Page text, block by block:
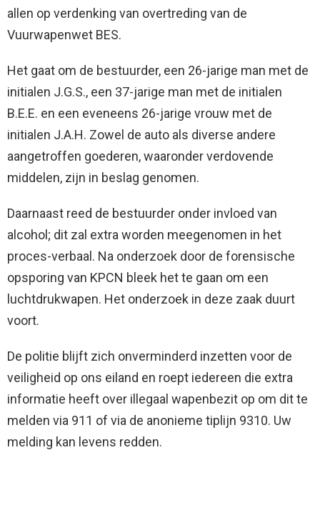
allen op verdenking van overtreding van de
Vuurwapenwet BES.
Het gaat om de bestuurder, een 26-jarige man met de
initialen J.G.S., een 37-jarige man met de initialen
B.E.E. en een eveneens 26-jarige vrouw met de
initialen J.A.H. Zowel de auto als diverse andere
aangetroffen goederen, waaronder verdovende
middelen, zijn in beslag genomen.
Daarnaast reed de bestuurder onder invloed van
alcohol; dit zal extra worden meegenomen in het
proces-verbaal. Na onderzoek door de forensische
opsporing van KPCN bleek het te gaan om een
luchtdrukwapen. Het onderzoek in deze zaak duurt
voort.
De politie blijft zich onverminderd inzetten voor de
veiligheid op ons eiland en roept iedereen die extra
informatie heeft over illegaal wapenbezit op om dit te
melden via 911 of via de anonieme tiplijn 9310. Uw
melding kan levens redden.